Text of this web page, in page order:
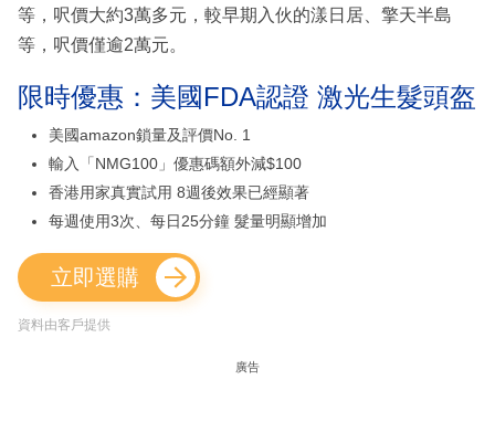
等，呎價大約3萬多元，較早期入伙的漾日居、擎天半島
等，呎價僅逾2萬元。
限時優惠：美國FDA認證 激光生髮頭盔
美國amazon鎖量及評價No. 1
輸入「NMG100」優惠碼額外減$100
香港用家真實試用 8週後效果已經顯著
每週使用3次、每日25分鐘 髮量明顯增加
立即選購
資料由客戶提供
廣告